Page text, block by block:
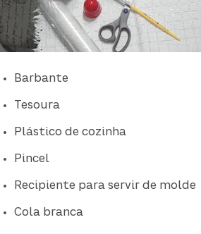
Barbante
Tesoura
Plástico de cozinha
Pincel
Recipiente para servir de molde
Cola branca